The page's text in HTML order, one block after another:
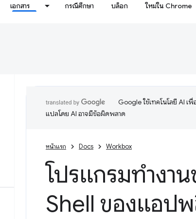
เอกสาร กรณีศึกษา บล็อก ใหม่ใน Chrome
Google ใช้เทคโนโลยี AI เ
แปลโดย AI อาจมีข้อผิดพลาด
หน้าแรก Docs Workbox
โปรแกรมทำงา
Shell ของแอป